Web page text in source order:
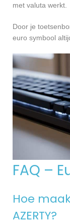
met valuta werkt.
Door je
euro symbool
FAQ –
Hoe
AZERTY?